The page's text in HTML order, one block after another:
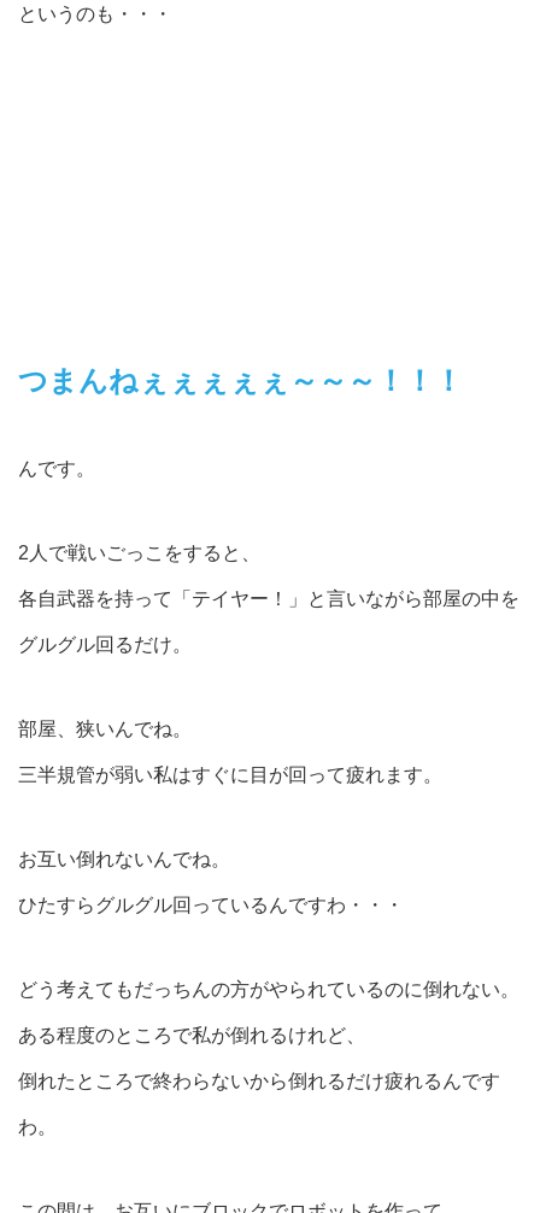
というのも・・・
つまんねぇぇぇぇぇ～～～！！！
んです。
2人で戦いごっこをすると、
各自武器を持って「テイヤー！」と言いながら部屋の中を
グルグル回るだけ。
部屋、狭いんでね。
三半規管が弱い私はすぐに目が回って疲れます。
お互い倒れないんでね。
ひたすらグルグル回っているんですわ・・・
どう考えてもだっちんの方がやられているのに倒れない。
ある程度のところで私が倒れるけれど、
倒れたところで終わらないから倒れるだけ疲れるんです
わ。